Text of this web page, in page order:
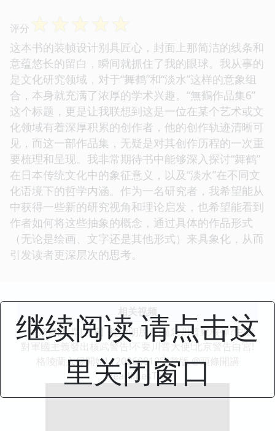
评分 ☆☆☆☆☆
这本书的装帧设计别具匠心，封面上那简洁的线条和
意蕴悠长的留白，瞬间就抓住了我的眼球。我从事的
是文化研究领域，对于“舞鹤”和“淡水”这样的意象组
合，本身就充满了浓厚的学术兴趣。“無鶴作品集6”
这个标题，更是让我联想到这是一位在某个艺术或文
化领域有着深厚积累的创作者，他的创作轨迹清晰可
见，而这一部作品集，无疑是对其创作历程的一次重
要梳理和呈现。我非常期待书中能够深入探讨“舞鹤”
在日本传统文化中的象征意义，以及“淡水”在不同文
化语境下的哲学内涵。作为一名研究者，我希望能从
中获得一些新的研究视角和理论启发，也希望能看到
作者如何将这些抽象的概念，通过具体的作品形式
（无论是绘画、文字还是其他形式）来具象化，从而
引发读者更深层次的思考。
相关视频
【#頭條開講 LIVE】從伊朗脫身!逼急川普動核彈?中國
對軍國主義發出核武警告!不要川普大使!北京警告白宮!
格陵蘭入侵開始! |20260810完整版 @頭條開講
HeadlinesTalk
继续阅读 请点击这
里关闭窗口